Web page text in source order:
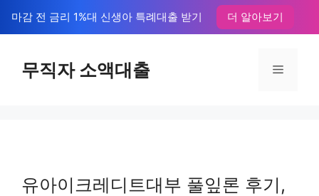
텐
마감 전 금리 1%대 신생아 특례대출 받기 더 알아보기
무직자 소액대출 메
유아이크레디트대부 풀잎론 후기,